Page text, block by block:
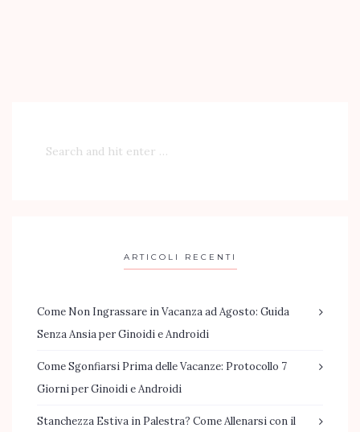
ARTICOLI RECENTI
Come Non Ingrassare in Vacanza ad Agosto: Guida
Senza Ansia per Ginoidi e Androidi
Come Sgonfiarsi Prima delle Vacanze: Protocollo 7
Giorni per Ginoidi e Androidi
Stanchezza Estiva in Palestra? Come Allenarsi con il